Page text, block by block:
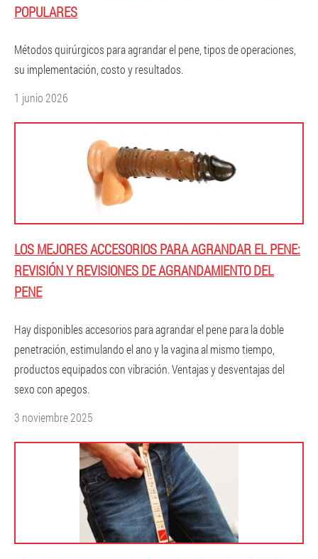
POPULARES
Métodos quirúrgicos para agrandar el pene, tipos de operaciones,
su implementación, costo y resultados.
1 junio 2026
LOS MEJORES ACCESORIOS PARA AGRANDAR EL PENE:
REVISIÓN Y REVISIONES DE AGRANDAMIENTO DEL
PENE
Hay disponibles accesorios para agrandar el pene para la doble
penetración, estimulando el ano y la vagina al mismo tiempo,
productos equipados con vibración. Ventajas y desventajas del
sexo con apegos.
3 noviembre 2025